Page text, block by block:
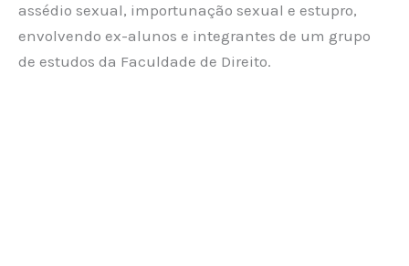
assédio sexual, importunação sexual e estupro,
envolvendo ex-alunos e integrantes de um grupo
de estudos da Faculdade de Direito.